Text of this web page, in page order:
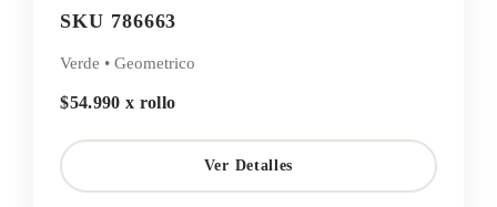
SKU 786663
Verde • Geometrico
$54.990 x rollo
Ver Detalles